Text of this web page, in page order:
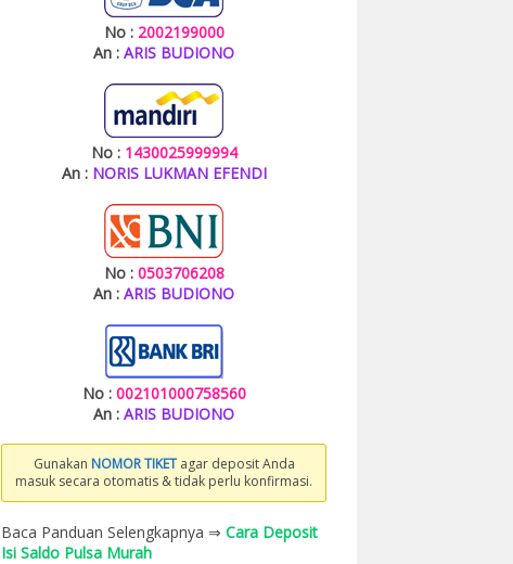
No : 2002199000
An : ARIS BUDIONO
No : 1430025999994
An : NORIS LUKMAN EFENDI
No : 0503706208
An : ARIS BUDIONO
No : 002101000758560
An : ARIS BUDIONO
Gunakan NOMOR TIKETagar deposit Anda
masuk secara otomatis & tidak perlu konfirmasi.
Baca Panduan Selengkapnya ⇒ Cara Deposit
Isi Saldo Pulsa Murah